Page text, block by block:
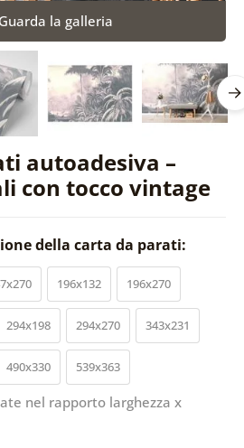
autoadesiva –
con tocco vintage
Guarda la galleria
della carta da parati:
196x132 196x270
294x198 294x270 343x231
490x330 539x363
nel rapporto larghezza x